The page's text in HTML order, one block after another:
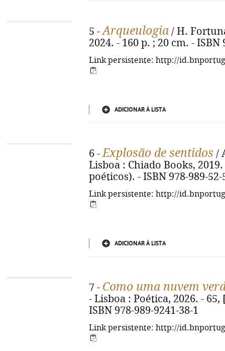
5 -Arqueulogia / H.
2024. - 160 p. ; 20 cm. - ISBN
Link persistente: http://
ADICIONAR À LISTA
6 -Explosão de sentidos /
Lisboa : Chiado Books,
poéticos). - ISBN 978-989-52-
Link persistente: http://
ADICIONAR À LISTA
7 - Como uma nuvem
- Lisboa : Poética, 2026. -
ISBN 978-989-9241-38-1
Link persistente: http://